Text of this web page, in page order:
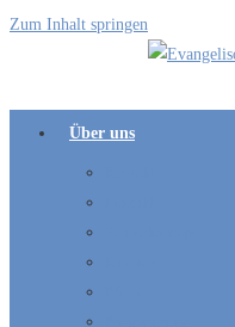
Zum Inhalt springen
Über uns